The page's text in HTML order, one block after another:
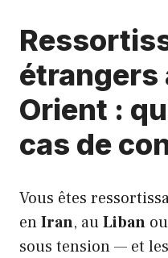
étrangers
Orient :
cas de
Vous êtes
enIran, auLiban
sous tension — et